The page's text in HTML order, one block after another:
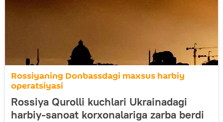
Rossiyaning Donbassdagi maxsus harbiy
operatsiyasi
Rossiya Qurolli kuchlari Ukrainadagi
harbiy-sanoat korxonalariga zarba berdi